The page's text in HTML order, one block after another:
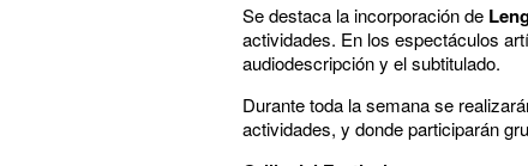
Se destaca la incorporación de
actividades. En los espectáculos
audiodescripción y el subtitulado.
Durante toda la semana se
actividades, y donde participarán